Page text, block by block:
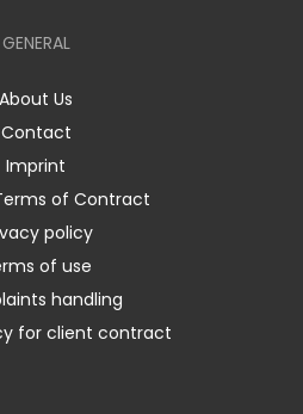
GENERAL
About Us
Contact
Imprint
of Contract
policy
of use
handling
for client contract